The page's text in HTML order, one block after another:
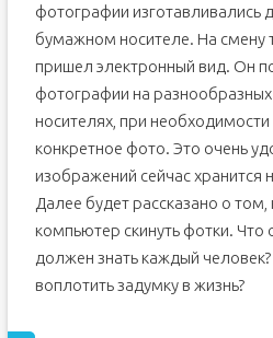
фотографии изготавливались
бумажном носителе. На смену
пришел электронный вид. Он
фотографии на
носителях, при
конкретное фото. Это очень
изображений сейчас хранится
Далее будет рассказано о том,
компьютер скинуть фотки. Что
должен знать каждый
воплотить задумку в жизнь?